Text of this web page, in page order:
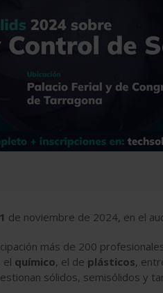
de noviembre de 2024, en el
más de 200
el químico, el de plásticos,
sólidos, semisólidos y